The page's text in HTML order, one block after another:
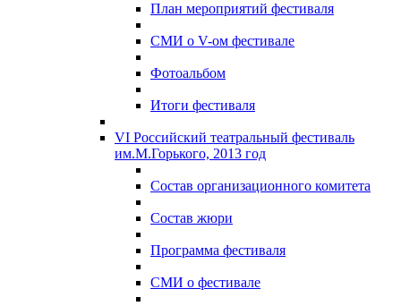
План мероприятий фестиваля
СМИ о V-ом фестивале
Фотоальбом
Итоги фестиваля
VI Российский театральный фестиваль
им.М.Горького, 2013 год
Состав организационного комитета
Состав жюри
Программа фестиваля
СМИ о фестивале